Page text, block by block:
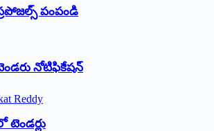
పంపండి
నోటిఫికేషన్‌
టెండర్లు